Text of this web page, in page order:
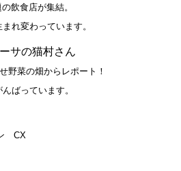
飲食店が集結。
れ変わっています。
サの猫村さん
野菜の畑からレポート！
ばっています。
CX